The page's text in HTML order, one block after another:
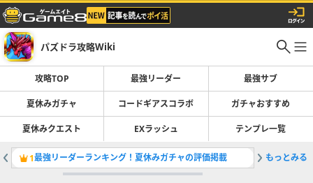
パズドラ攻略Wiki
攻略TOP 最強リーダー 最強サブ
夏休みガチャ コードギアスコラボ ガチャおすすめ
夏休みクエスト EXラッシュ テンプレ一覧
1最強リーダーランキング！夏休みガチャの評価掲載 2夏休み
もっとみる